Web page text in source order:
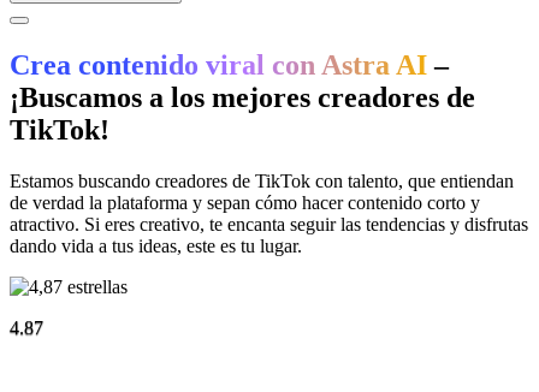
Crea contenido viral con Astra AI–
¡Buscamos a los mejores creadores de
TikTok!
Estamos buscando creadores de TikTok con talento, que entiendan
de verdad la plataforma y sepan cómo hacer contenido corto y
atractivo. Si eres creativo, te encanta seguir las tendencias y disfrutas
dando vida a tus ideas, este es tu lugar.
4.87